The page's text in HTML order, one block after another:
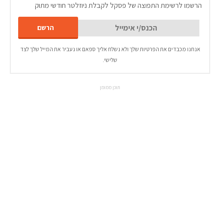
הרשמו לרשימת התפוצה של פסקל לקבלת ניוזלטר חודשי מתוק
אנחנו מכבדים את הפרטיות שלך ולא נשלח אליך ספאם או נעביר את המייל שלך לצד
שלישי.
תוכן ממומן